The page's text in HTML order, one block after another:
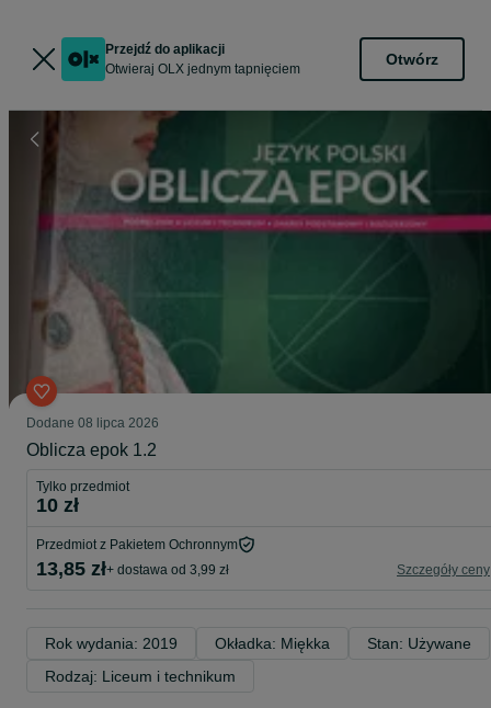
Przejdź do aplikacji
Otwieraj OLX jednym tapnięciem
Otwórz
Dodane 08 lipca 2026
Oblicza epok 1.2
Tylko przedmiot
10 zł
Przedmiot z Pakietem Ochronnym
13,85 zł+ dostawa od 3,99 zł Szczegóły ceny
Rok wydania: 2019 Okładka: Miękka
Stan: Używane
Rodzaj: Liceum i technikum